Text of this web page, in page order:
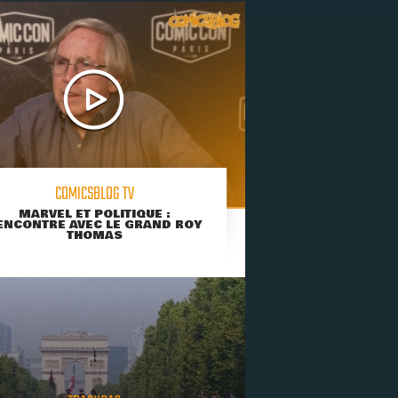
COMICSBLOG TV
MARVEL ET POLITIQUE :
AVEC LE GRAND ROY
THOMAS